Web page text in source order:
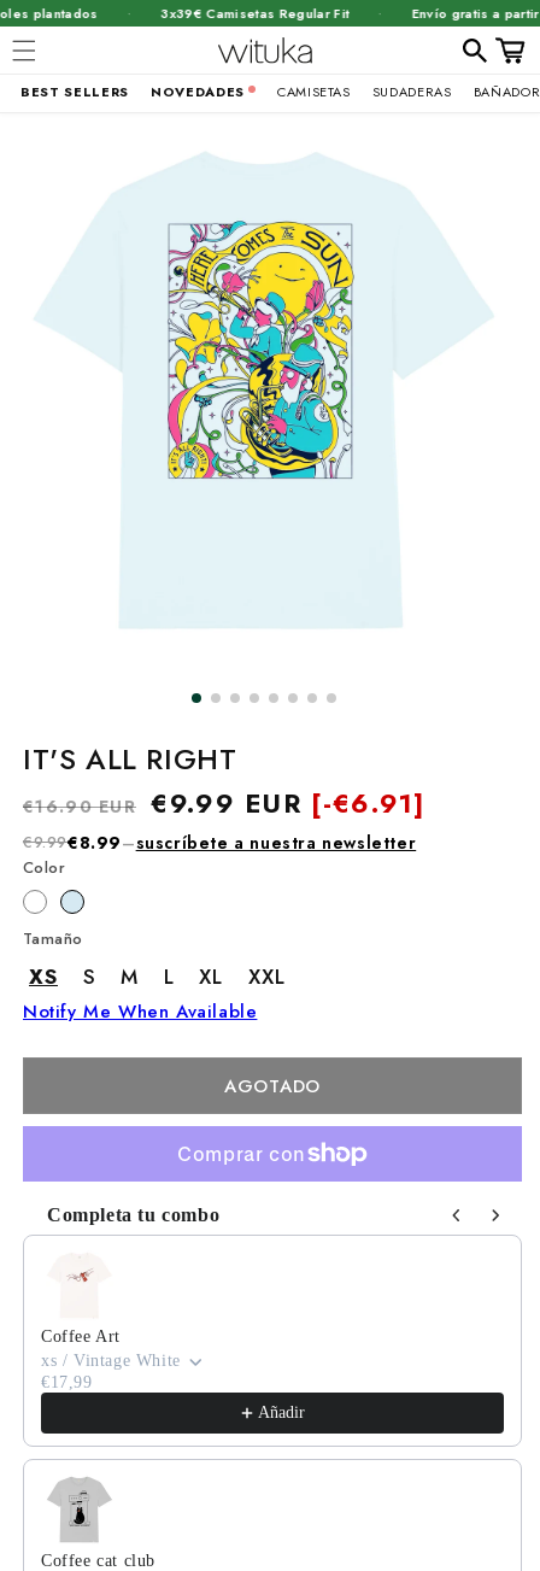
plantados 3x39€ Camisetas Regular Fit Envío gratis a partir
BEST SELLERS NOVEDADES CAMISETAS SUDADERAS
IT'S ALL RIGHT
Precio
€16.90 EUR
Precio
oferta
€9.99 EUR [-€6.91]
€9.99€8.99–suscríbete a nuestra newsletter
Tamaño
XS S M L XL XXL
Color
Notify Me When Available
AGOTADO
Completa tu combo
Use the Previous and Next buttons to navigate through
Coffee Art
xs / Vintage White
€17,99
Añadir
Coffee cat club